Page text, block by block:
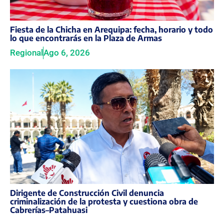
Fiesta de la Chicha en Arequipa: fecha, horario y todo
lo que encontrarás en la Plaza de Armas
RegionalAgo 6, 2026
Dirigente de Construcción Civil denuncia
criminalización de la protesta y cuestiona obra de
Cabrerías–Patahuasi